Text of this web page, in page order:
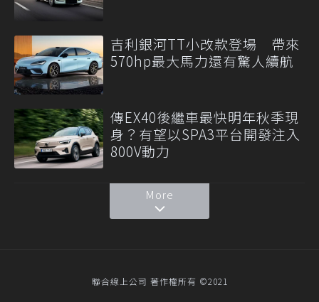
吉利銀河TT小改款登場 帶來
570hp最大馬力還有驚人續航
傳EX40後繼車最快明年秋季現
身？有望以SPA3平台開發注入
800V動力
More
聯合線上公司 著作權所有 ©2021